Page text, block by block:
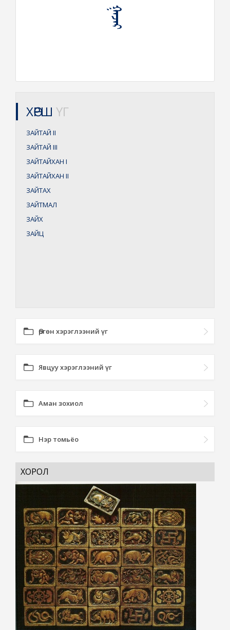
ХӨРШ ҮГ
ЗАЙТАЙ II
ЗАЙТАЙ III
ЗАЙТАЙХАН I
ЗАЙТАЙХАН II
ЗАЙТАХ
ЗАЙТМАЛ
ЗАЙХ
ЗАЙЦ
Өргөн хэрэглээний үг
Явцуу хэрэглээний үг
Аман зохиол
Нэр томьёо
ХОРОЛ